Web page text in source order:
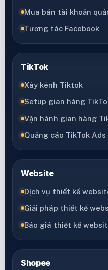
Mua bán tài khoản
Tương tác Facebook
TikTok
Xây kênh Tiktok
Setup gian hàng
Vận hành gian hàng
Quảng cáo TikTok Ads
Website
Dịch vụ thiết kế
Giải pháp thiết kế
Báo giá thiết kế
Shopee